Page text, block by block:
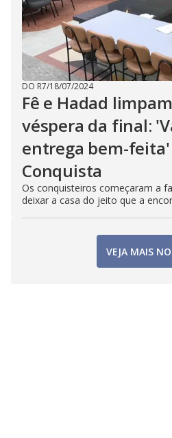
DO R7/18/07/2024
Fê e Hadad
véspera da final:
entrega bem-
Conquista
Os conquisteiros começaram a
deixar a casa do jeito que a
VEJA MAIS